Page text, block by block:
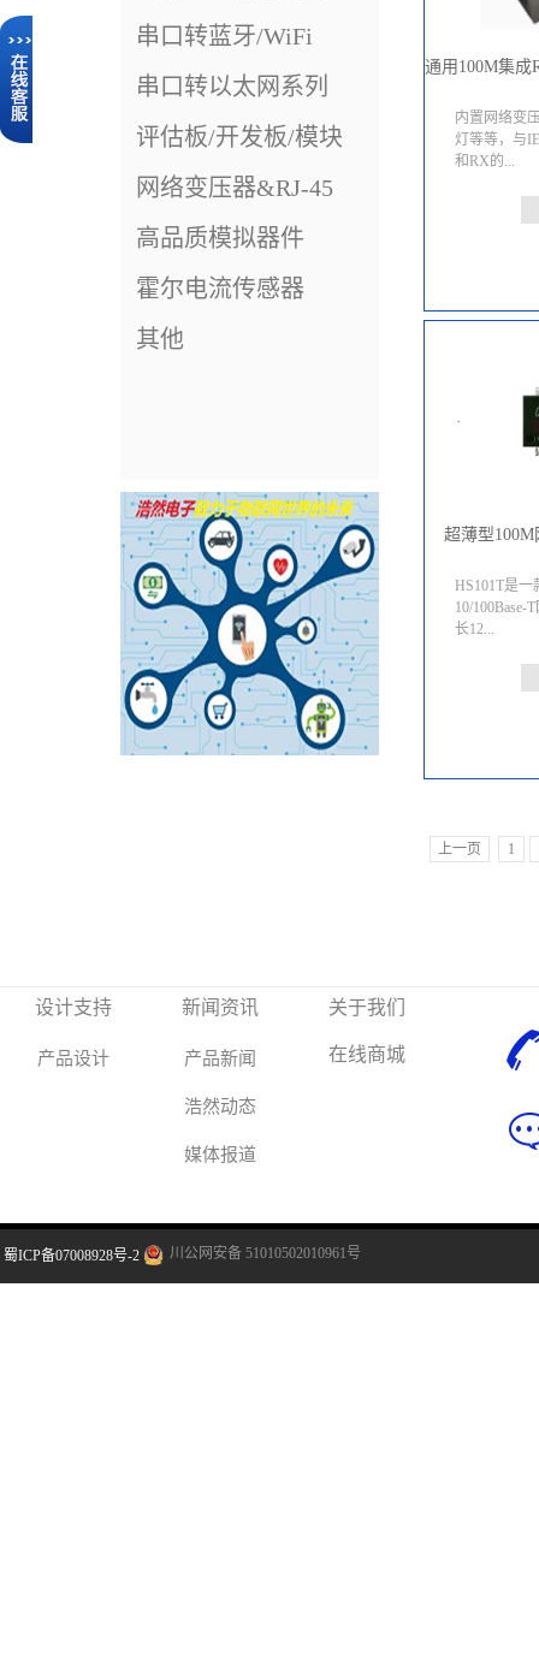
串口转蓝牙/WiFi
串口转以太网系列
评估板/开发板/模块
网络变压器&RJ-45
高品质模拟器件
霍尔电流传感器
其他
内置网络变
灯等等，与
和RX的...
变比为1：
超薄型
HS101T是
10/
长12...
.7 x 宽9.65
上一页 1
设计支持
产品设计
新闻资讯
产品新闻
浩然动态
媒体报道
关于我们
在线商城
蜀ICP备07008928号-2 川公网安备 51010502010961号